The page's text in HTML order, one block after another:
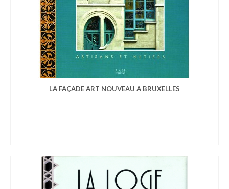
LA FAÇADE ART NOUVEAU A BRUXELLES